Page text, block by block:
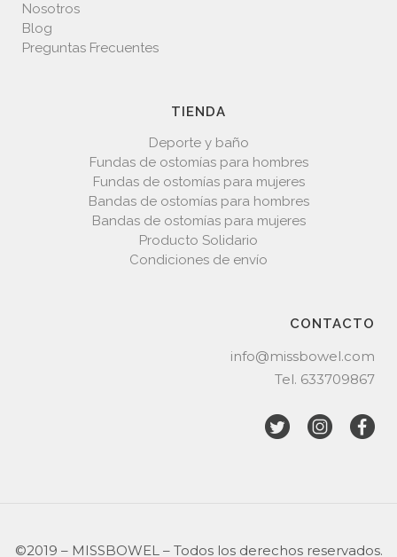
Nosotros
Blog
Preguntas Frecuentes
TIENDA
Deporte y baño
Fundas de ostomías para hombres
Fundas de ostomías para mujeres
Bandas de ostomías para hombres
Bandas de ostomías para mujeres
Producto Solidario
Condiciones de envío
CONTACTO
info@missbowel.com
Tel. 633709867
©2019 – MISSBOWEL – Todos los derechos reservados.